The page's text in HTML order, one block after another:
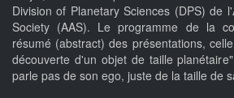
Division of Planetary Sciences (DPS) de
Society (AAS). Le programme de la
résumé (abstract) des présentations,
découverte d'un objet de taille
parle pas de son ego, juste de la taille de